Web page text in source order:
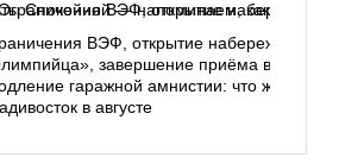
ВЭФ, открытие набережной у
завершение приёма в вузы,
гаражной амнистии: что ждёт
в августе